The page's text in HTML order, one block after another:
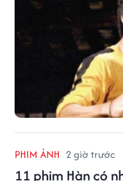
PHIM ẢNH 2 giờ trước
11 phim Hàn có